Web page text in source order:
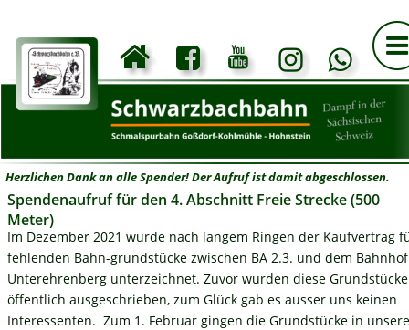
Spendenaufruf für den 4. Abschnitt Freie Strecke (500
Meter)
Im Dezember 2021 wurde nach langem Ringen der Kaufvertrag
fehlenden Bahn-grundstücke zwischen BA 2.3. und dem
Unterehrenberg unterzeichnet. Zuvor wurden diese
öffentlich ausgeschrieben, zum Glück gab es ausser uns keinen
Interessenten.  Zum 1. Februar gingen die Grundstücke in
Herzlichen Dank an alle Spender! Der Aufruf ist damit abgeschlossen.